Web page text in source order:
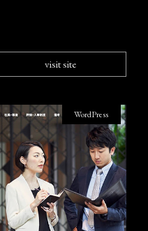
visit site
WordPress